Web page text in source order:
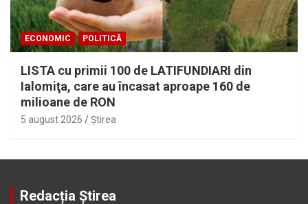
ECONOMIC POLITICĂ
LISTA cu primii 100 de LATIFUNDIARI din
Ialomiţa, care au încasat aproape 160 de
milioane de RON
5 august 2026 Ştirea
Redacția Știrea